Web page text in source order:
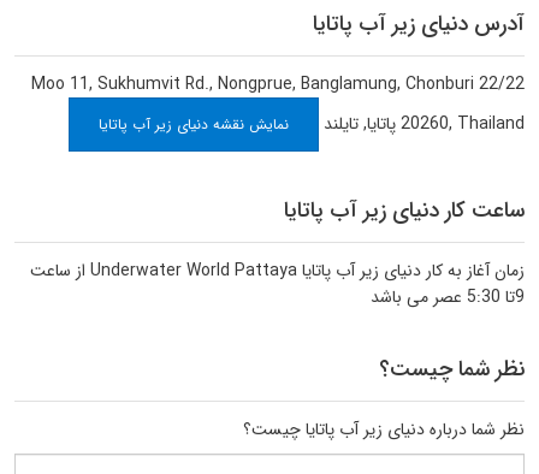
آدرس دنیای زیر آب پاتایا
22/22 Moo 11, Sukhumvit Rd., Nongprue, Banglamung, Chonburi
20260, Thailandپاتایا,تایلند نمایش نقشه دنیای زیر آب پاتایا
ساعت کار دنیای زیر آب پاتایا
زمان آغاز به کار دنیای زیر آب پاتایا Underwater World Pattaya از ساعت
9تا 5:30 عصر می باشد
نظر شما چیست؟
نظر شما درباره دنیای زیر آب پاتایا چیست؟